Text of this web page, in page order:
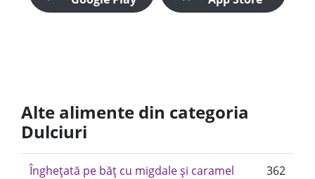
Alte alimente din categoria
Dulciuri
Înghețată pe băț cu migdale și caramel
362